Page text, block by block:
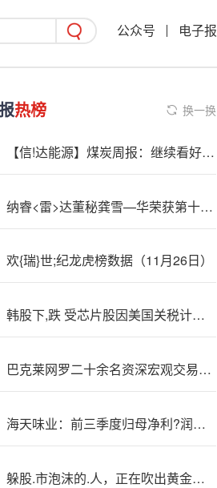
公众号 电子报
热榜 换一换
【信!达能源】煤炭周报：继续看好，坚定逢低布局
纳睿<雷>达董秘龚雪—华荣获第十一届金麒麟·金牌董秘新航跃升奖
欢{瑞}世;纪龙虎榜数据（11月26日）
韩股下,跌 受芯片股因美国关税计划而走跌的拖累
巴克莱网罗二十余名资深宏观交易—员 :以乘市场波动之势获利
海天味业：前三季度归母净利?润为 5?3.22 亿元，同比增长 10.54%
躲股.市泡沫的.人，正在吹出黄金泡沫？